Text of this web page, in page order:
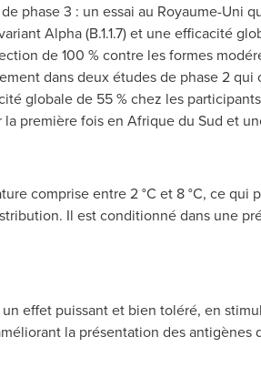
phase 3 : un essai au Royaume-Uni
Alpha (B.1.1.7) et une efficacité
de 100 % contre les formes
dans deux études de phase 2
globale de 55 % chez les
première fois en Afrique du Sud et
comprise entre 2 °C et 8 °C, ce qui
Il est conditionné dans une
effet puissant et bien toléré, en
la présentation des antigènes